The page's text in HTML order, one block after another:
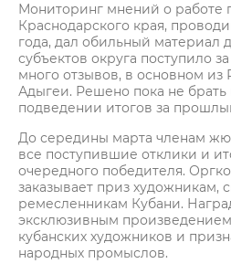
Мониторинг мнений о работе
Краснодарского края,
года, дал обильный материал
субъектов округа поступило
много отзывов, в основном из
Адыгеи. Решено пока не
подведении итогов за
До середины марта членам
все поступившие отклики и
очередного победителя.
заказывает приз художникам,
ремесленникам Кубани.
эксклюзивным произведением
кубанских художников и
народных промыслов.